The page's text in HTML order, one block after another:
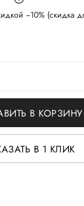
−10% (скидка
В КОРЗИНУ
В 1 КЛИК